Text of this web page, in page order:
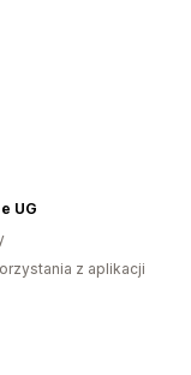
UG
z aplikacji